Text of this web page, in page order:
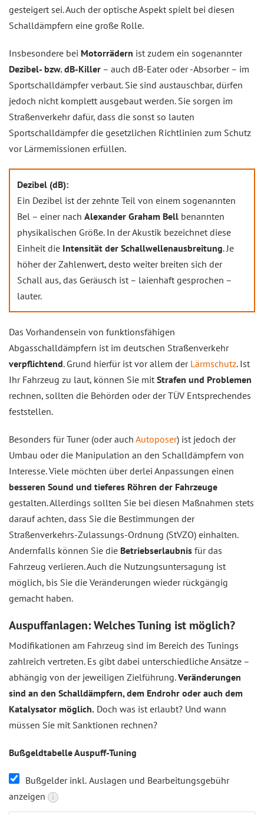
gesteigert sei. Auch der optische Aspekt spielt bei diesen
Schalldämpfern eine große Rolle.
Insbesondere bei Motorrädern ist zudem ein sogenannter
Dezibel- bzw. dB-Killer – auch dB-Eater oder -Absorber – im
Sportschalldämpfer verbaut. Sie sind austauschbar, dürfen
jedoch nicht komplett ausgebaut werden. Sie sorgen im
Straßenverkehr dafür, dass die sonst so lauten
Sportschalldämpfer die gesetzlichen Richtlinien zum Schutz
vor Lärmemissionen erfüllen.
Dezibel (dB):
Ein Dezibel ist der zehnte Teil von einem sogenannten
Bel – einer nach Alexander Graham Bell benannten
physikalischen Größe. In der Akustik bezeichnet diese
Einheit die Intensität der Schallwellenausbreitung. Je
höher der Zahlenwert, desto weiter breiten sich der
Schall aus, das Geräusch ist – laienhaft gesprochen –
lauter.
Das Vorhandensein von funktionsfähigen
Abgasschalldämpfern ist im deutschen Straßenverkehr
verpflichtend. Grund hierfür ist vor allem der Lärmschutz. Ist
Ihr Fahrzeug zu laut, können Sie mit Strafen und Problemen
rechnen, sollten die Behörden oder der TÜV Entsprechendes
feststellen.
Besonders für Tuner (oder auch Autoposer) ist jedoch der
Umbau oder die Manipulation an den Schalldämpfern von
Interesse. Viele möchten über derlei Anpassungen einen
besseren Sound und tieferes Röhren der Fahrzeuge
gestalten. Allerdings sollten Sie bei diesen Maßnahmen stets
darauf achten, dass Sie die Bestimmungen der
Straßenverkehrs-Zulassungs-Ordnung (StVZO) einhalten.
Andernfalls können Sie die Betriebserlaubnis für das
Fahrzeug verlieren. Auch die Nutzungsuntersagung ist
möglich, bis Sie die Veränderungen wieder rückgängig
gemacht haben.
Auspuffanlagen: Welches Tuning ist möglich?
Modifikationen am Fahrzeug sind im Bereich des Tunings
zahlreich vertreten. Es gibt dabei unterschiedliche Ansätze –
abhängig von der jeweiligen Zielführung.Veränderungen
sind an den Schalldämpfern, dem Endrohr oder auch dem
Katalysator möglich. Doch was ist erlaubt? Und wann
müssen Sie mit Sanktionen rechnen?
Bußgeldtabelle Auspuff-Tuning
Bußgelder inkl. Auslagen und Bearbeitungsgebühr
anzeigen
i